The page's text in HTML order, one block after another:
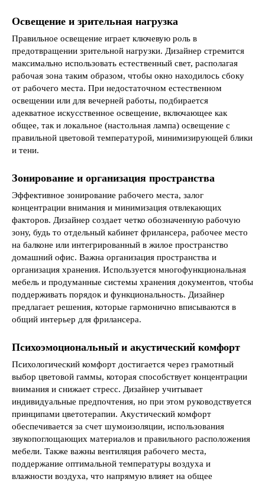
Освещение и зрительная нагрузка
Правильное освещение играет ключевую роль в
предотвращении зрительной нагрузки. Дизайнер стремится
максимально использовать естественный свет, располагая
рабочая зона таким образом, чтобы окно находилось сбоку
от рабочего места. При недостаточном естественном
освещении или для вечерней работы, подбирается
адекватное искусственное освещение, включающее как
общее, так и локальное (настольная лампа) освещение с
правильной цветовой температурой, минимизирующей блики
и тени.
Зонирование и организация пространства
Эффективное зонирование рабочего места, залог
концентрации внимания и минимизация отвлекающих
факторов. Дизайнер создает четко обозначенную рабочую
зону, будь то отдельный кабинет фрилансера, рабочее место
на балконе или интегрированный в жилое пространство
домашний офис. Важна организация пространства и
организация хранения. Используется многофункциональная
мебель и продуманные системы хранения документов, чтобы
поддерживать порядок и функциональность. Дизайнер
предлагает решения, которые гармонично вписываются в
общий интерьер для фрилансера.
Психоэмоциональный и акустический комфорт
Психологический комфорт достигается через грамотный
выбор цветовой гаммы, которая способствует концентрации
внимания и снижает стресс. Дизайнер учитывает
индивидуальные предпочтения, но при этом руководствуется
принципами цветотерапии. Акустический комфорт
обеспечивается за счет шумоизоляции, использования
звукопоглощающих материалов и правильного расположения
мебели. Также важны вентиляция рабочего места,
поддержание оптимальной температуры воздуха и
влажности воздуха, что напрямую влияет на общее